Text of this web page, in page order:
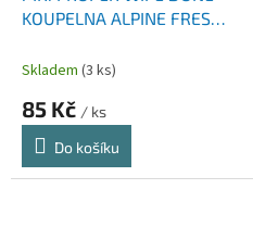
KOUPELNA ALPINE FRESH
Skladem (3 ks)
85 Kč / ks
Do košíku